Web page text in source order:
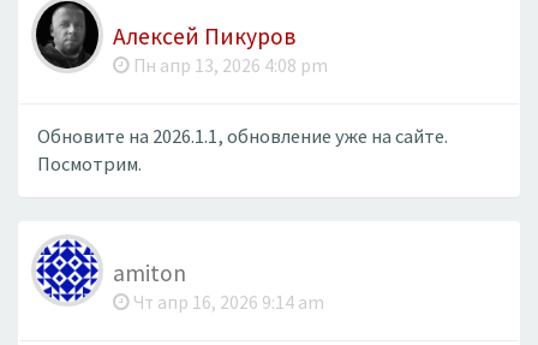
Алексей Пикуров
Пн апр 13, 2026 4:08 pm
Обновите на 2026.1.1, обновление уже на сайте.
Посмотрим.
amiton
Чт апр 16, 2026 9:14 am